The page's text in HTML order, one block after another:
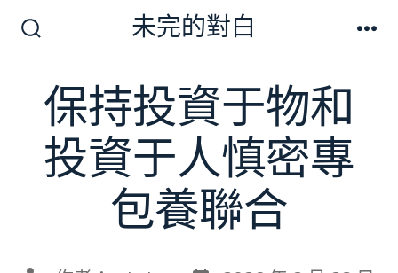
換
未完的對白
保持投資于物和
投資于人慎密專
包養聯合